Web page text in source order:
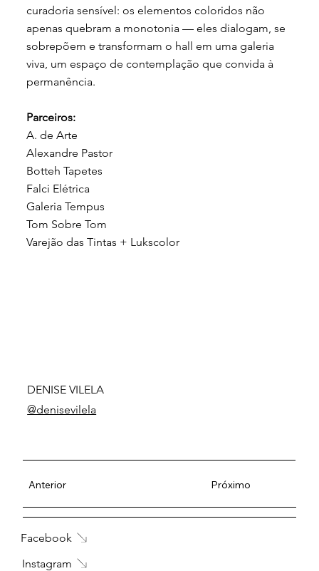
curadoria sensível: os elementos coloridos não
apenas quebram a monotonia — eles dialogam, se
sobrepõem e transformam o hall em uma galeria
viva, um espaço de contemplação que convida à
permanência.
Parceiros:
A. de Arte
Alexandre Pastor
Botteh Tapetes
Falci Elétrica
Galeria Tempus
Tom Sobre Tom
Varejão das Tintas + Lukscolor
DENISE VILELA
@denisevilela
Anterior Próximo
Facebook
Instagram